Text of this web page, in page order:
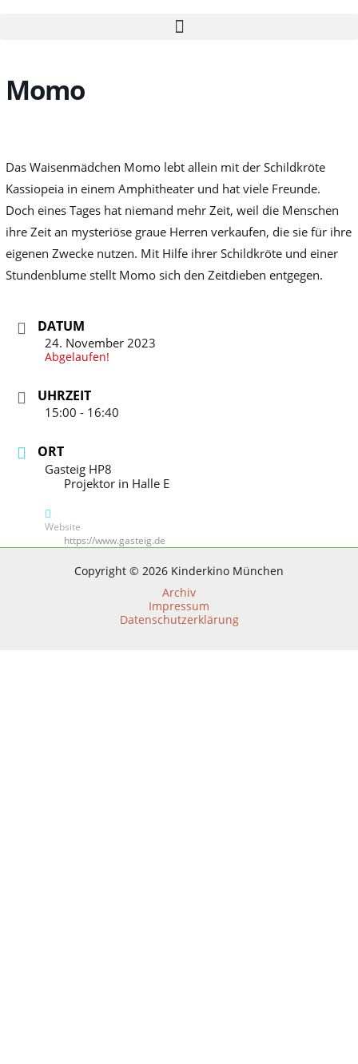
Momo
Das Waisenmädchen Momo lebt allein mit der Schildkröte
Kassiopeia in einem Amphitheater und hat viele Freunde.
Doch eines Tages hat niemand mehr Zeit, weil die Menschen
ihre Zeit an mysteriöse graue Herren verkaufen, die sie für ihre
eigenen Zwecke nutzen. Mit Hilfe ihrer Schildkröte und einer
Stundenblume stellt Momo sich den Zeitdieben entgegen.
DATUM
24. November 2023
Abgelaufen!
UHRZEIT
15:00 - 16:40
ORT
Gasteig HP8
Projektor in Halle E
Website
https://www.gasteig.de
Copyright © 2026 Kinderkino München
Archiv
Impressum
Datenschutzerklärung